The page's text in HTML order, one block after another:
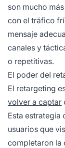
son mucho
con el tráfico
mensaje
canales y
o repetitivas.
El poder del
El retargeting
volver a captar
Esta estrategia
usuarios que
completaron la